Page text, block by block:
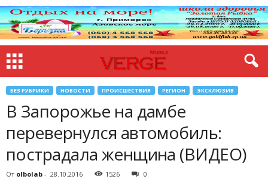
БЕЗ РУБРИКИ НОВОСТИ ПРОИСШЕСТВИЯ РЕГИОН ЭКСКЛЮЗИВ
В Запорожье на дамбе
перевернулся автомобиль:
пострадала женщина (ВИДЕО)
От olbolab - 28.10.2016 1526 0